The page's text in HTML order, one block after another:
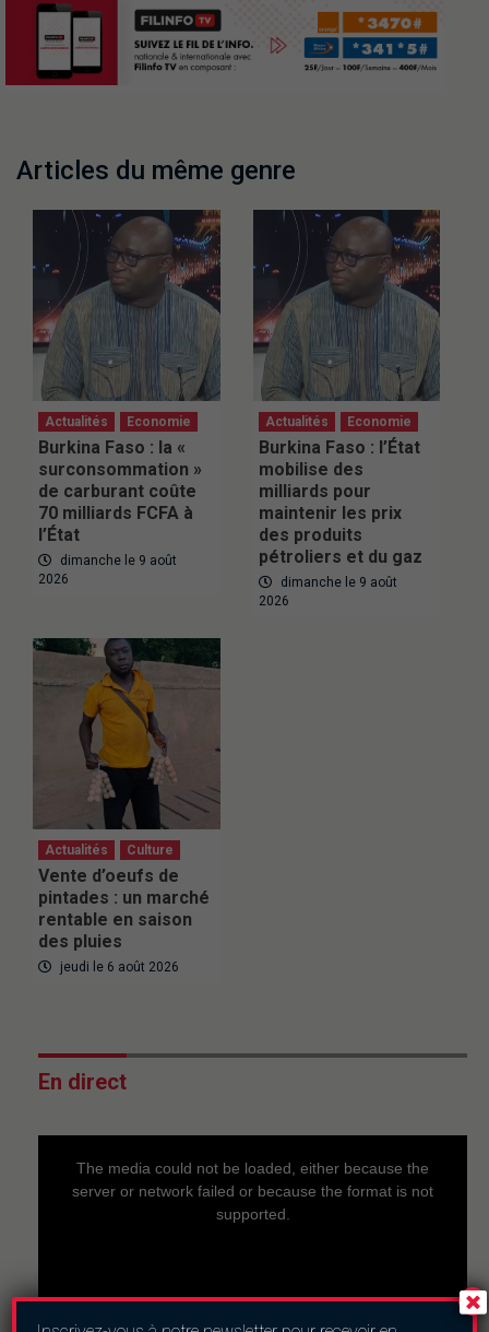
Articles du même genre
Actualités Economie
Burkina Faso : la «
surconsommation »
de carburant coûte
70 milliards FCFA à
l’État
dimanche le 9 août
2026
Actualités Economie
Burkina Faso : l’État
mobilise des
milliards pour
maintenir les prix
des produits
pétroliers et du gaz
dimanche le 9 août
2026
Actualités Culture
Vente d’oeufs de
pintades : un marché
rentable en saison
des pluies
jeudi le 6 août 2026
En direct
The media could not be loaded, either because the
server or network failed or because the format is not
supported.